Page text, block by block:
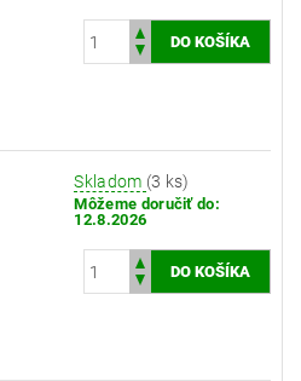
Skladom (3 ks)
Môžeme doručiť do:
12.8.2026